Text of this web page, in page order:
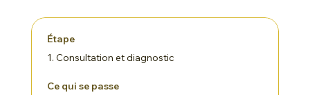
1. Consultation et diagnostic